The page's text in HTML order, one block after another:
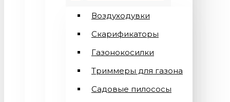
Воздуходувки
Скарификаторы
Газонокосилки
Триммеры для газона
Садовые пилососы